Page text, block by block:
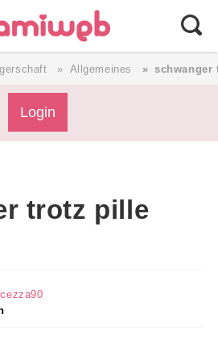
lieben Familie ⎯
Allgemeines schwanger
Login
trotz pille